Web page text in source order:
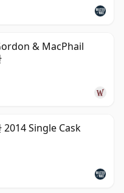
& MacPhail
Single Cask